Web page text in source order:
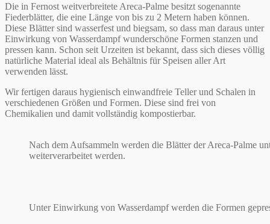
Die in Fernost weitverbreitete Areca-Palme besitzt sogenannte
Fiederblätter, die eine Länge von bis zu 2 Metern haben können.
Diese Blätter sind wasserfest und biegsam, so dass man daraus unter
Einwirkung von Wasserdampf wunderschöne Formen stanzen und
pressen kann. Schon seit Urzeiten ist bekannt, dass sich dieses völlig
natürliche Material ideal als Behältnis für Speisen aller Art
verwenden lässt.
Wir fertigen daraus hygienisch einwandfreie Teller und Schalen in
verschiedenen Größen und Formen. Diese sind frei von
Chemikalien und damit vollständig kompostierbar.
Nach dem Aufsammeln werden die Blätter der Areca-Palme
weiterverarbeitet werden.
Unter Einwirkung von Wasserdampf werden die Formen